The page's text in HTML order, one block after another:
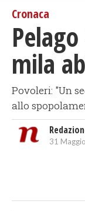
Cronaca
mila
Povoleri: "Un
allo
31